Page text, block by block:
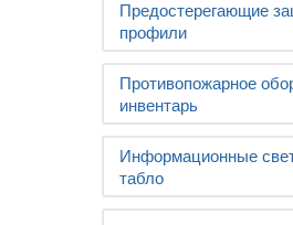
Предостерегающие
профили
Противопожарное
инвентарь
Информационные
табло